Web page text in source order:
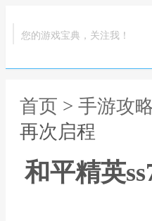
您的游戏宝典，关注我！
首页 > 手游攻
再次启程
和平精英